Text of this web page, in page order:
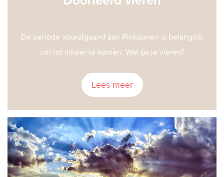
De periode voorafgaand aan Pinksteren is belangrijk
om tot inkeer te komen. Wat ga je vieren?
Lees meer